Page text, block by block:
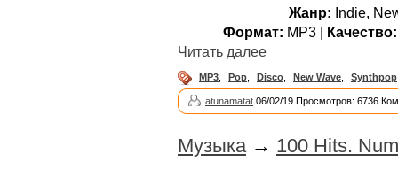
Жанр: Indie,
Формат: MP3 | Качество:
Читать далее
MP3 Pop Disco New Wave Synthpop
atunamatat 06/02/19 Просмотров: 6736
Музыка → 100 Hits.